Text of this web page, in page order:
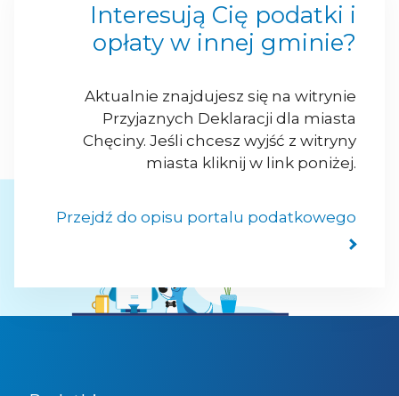
Interesują Cię podatki i
opłaty w innej gminie?
Aktualnie znajdujesz się na witrynie
Przyjaznych Deklaracji dla miasta
Chęciny. Jeśli chcesz wyjść z witryny
miasta kliknij w link poniżej.
Przejdź do opisu portalu podatkowego